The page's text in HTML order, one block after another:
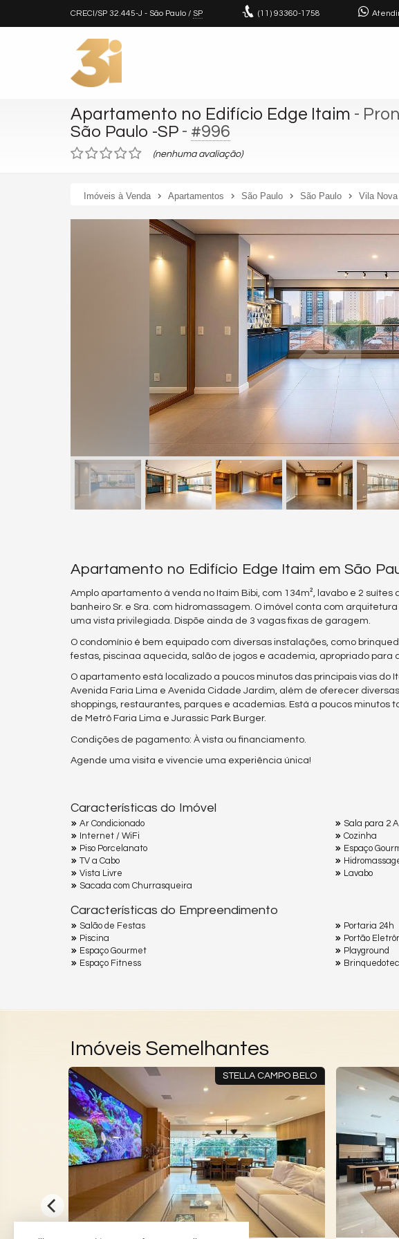
CRECI/SP 32.445-J - São Paulo / SP (11) 93360-1758
Apartamento no Edifício Edge Itaim -
São Paulo -SP - #996
(nenhuma avaliação)
Imóveis à Venda Apartamentos São Paulo São Paulo Vila
Apartamento no Edifício Edge Itaim em São
Amplo apartamento à venda no Itaim Bibi, com 134m², lavabo e 2
banheiro Sr. e Sra. com hidromassagem. O imóvel conta com
uma vista privilegiada. Dispõe ainda de 3 vagas fixas de garagem.
O condomínio é bem equipado com diversas instalações, como
festas, piscinaa aquecida, salão de jogos e academia, apropriado para
O apartamento está localizado a poucos minutos das principais vias do
Avenida Faria Lima e Avenida Cidade Jardim, além de oferecer
shoppings, restaurantes, parques e academias. Está a poucos minutos
de Metrô Faria Lima e Jurassic Park Burger.
Condições de pagamento: À vista ou financiamento.
Agende uma visita e vivencie uma experiência única!
Características do Imóvel
Ar Condicionado
Internet / WiFi
Piso Porcelanato
TV a Cabo
Vista Livre
Sacada com Churrasqueira
Sala para 2
Cozinha
Espaço
Lavabo
Características do Empreendimento
Salão de Festas
Piscina
Espaço Gourmet
Espaço Fitness
Portaria 24h
Portão
Playground
Imóveis Semelhantes
STELLA CAMPO BELO